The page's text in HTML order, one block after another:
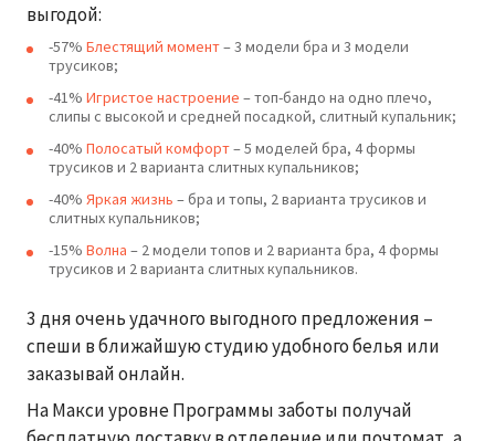
выгодой:
-57% Блестящий момент– 3 модели бра и 3 модели
трусиков;
-41% Игристое настроение – топ-бандо на одно плечо,
слипы с высокой и средней посадкой, слитный купальник;
-40% Полосатый комфорт– 5 моделей бра, 4 формы
трусиков и 2 варианта слитных купальников;
-40% Яркая жизнь – бра и топы, 2 варианта трусиков и
слитных купальников;
-15% Волна – 2 модели топов и 2 варианта бра, 4 формы
трусиков и 2 варианта слитных купальников.
3 дня очень удачного выгодного предложения –
спеши в ближайшую студию удобного белья или
заказывай онлайн.
На Макси уровне Программы заботы получай